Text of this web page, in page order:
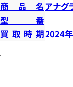
商品名アナグ
型番
買取時期2024